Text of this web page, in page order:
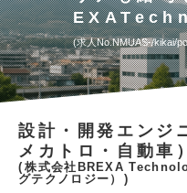
求人No.NMUAS-/kikai/
設計・開発エンジ
メカトロ・自動車）
株式会社BREXA
グテクノロジー）